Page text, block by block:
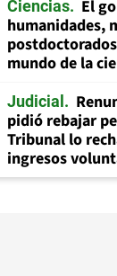
Ciencias
El
humanidades,
mundo de la
Judicial
pidió rebajar
Tribunal lo
ingresos